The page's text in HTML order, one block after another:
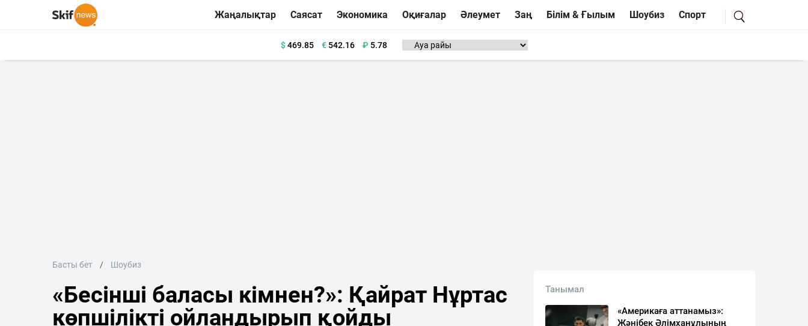
Жаңалықтар Саясат Экономика Оқиғалар Әлеумет Заң Білім & Ғылым Шоубиз Спорт
$469.85 €542.16 ₽ 5.78
Басты бет Шоубиз
«Бесінші баласы кімнен?»: Қайрат Нұртас
көпшілікті ойландырып қойды
Танымал
«Америкаға аттанамыз»:
Жәнібек Әлімханұлының